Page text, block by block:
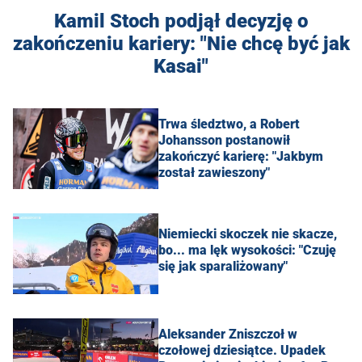
Kamil Stoch podjął decyzję o
zakończeniu kariery: "Nie chcę być jak
Kasai"
Trwa śledztwo, a Robert
Johansson postanowił
zakończyć karierę: "Jakbym
został zawieszony"
Niemiecki skoczek nie skacze,
bo... ma lęk wysokości: "Czuję
się jak sparaliżowany"
Aleksander Zniszczoł w
czołowej dziesiątce. Upadek